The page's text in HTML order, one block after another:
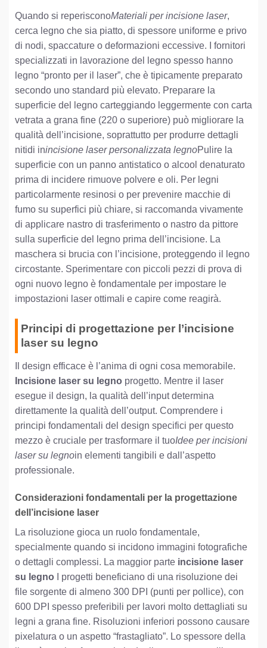
Quando si reperisconoMateriali per incisione laser,
cerca legno che sia piatto, di spessore uniforme e privo
di nodi, spaccature o deformazioni eccessive. I fornitori
specializzati in lavorazione del legno spesso hanno
legno “pronto per il laser”, che è tipicamente preparato
secondo uno standard più elevato. Preparare la
superficie del legno carteggiando leggermente con carta
vetrata a grana fine (220 o superiore) può migliorare la
qualità dell’incisione, soprattutto per produrre dettagli
nitidi inincisione laser personalizzata legnoPulire la
superficie con un panno antistatico o alcool denaturato
prima di incidere rimuove polvere e oli. Per legni
particolarmente resinosi o per prevenire macchie di
fumo su superfici più chiare, si raccomanda vivamente
di applicare nastro di trasferimento o nastro da pittore
sulla superficie del legno prima dell’incisione. La
maschera si brucia con l’incisione, proteggendo il legno
circostante. Sperimentare con piccoli pezzi di prova di
ogni nuovo legno è fondamentale per impostare le
impostazioni laser ottimali e capire come reagirà.
Principi di progettazione per l’incisione
laser su legno
Il design efficace è l’anima di ogni cosa memorabile.
Incisione laser su legno progetto. Mentre il laser
esegue il design, la qualità dell’input determina
direttamente la qualità dell’output. Comprendere i
principi fondamentali del design specifici per questo
mezzo è cruciale per trasformare il tuoIdee per incisioni
laser su legnoin elementi tangibili e dall’aspetto
professionale.
Considerazioni fondamentali per la progettazione
dell’incisione laser
La risoluzione gioca un ruolo fondamentale,
specialmente quando si incidono immagini fotografiche
o dettagli complessi. La maggior parte incisione laser
su legno I progetti beneficiano di una risoluzione dei
file sorgente di almeno 300 DPI (punti per pollice), con
600 DPI spesso preferibili per lavori molto dettagliati su
legni a grana fine. Risoluzioni inferiori possono causare
pixelatura o un aspetto “frastagliato”. Lo spessore della